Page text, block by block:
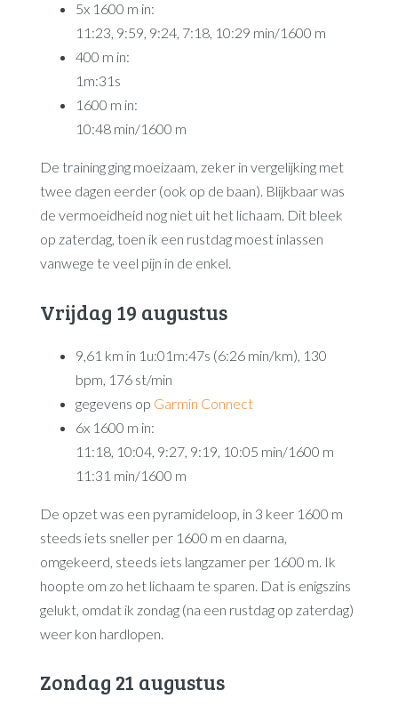
5x 1600 m in:
11:23, 9:59, 9:24, 7:18, 10:29 min/1600 m
400 m in:
1m:31s
1600 m in:
10:48 min/1600 m
De training ging moeizaam, zeker in vergelijking met
twee dagen eerder (ook op de baan). Blijkbaar was
de vermoeidheid nog niet uit het lichaam. Dit bleek
op zaterdag, toen ik een rustdag moest inlassen
vanwege te veel pijn in de enkel.
Vrijdag 19 augustus
9,61 km in 1u:01m:47s (6:26 min/km), 130
bpm, 176 st/min
gegevens op Garmin Connect
6x 1600 m in:
11:18, 10:04, 9:27, 9:19, 10:05 min/1600 m
11:31 min/1600 m
De opzet was een pyramideloop, in 3 keer 1600 m
steeds iets sneller per 1600 m en daarna,
omgekeerd, steeds iets langzamer per 1600 m. Ik
hoopte om zo het lichaam te sparen. Dat is enigszins
gelukt, omdat ik zondag (na een rustdag op zaterdag)
weer kon hardlopen.
Zondag 21 augustus